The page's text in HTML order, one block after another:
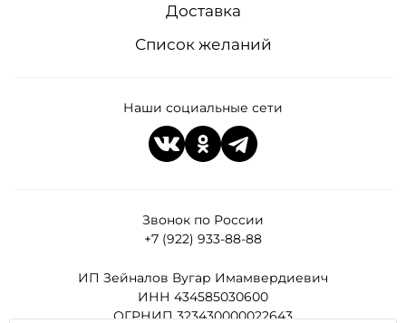
Звонок по России
+7 (922) 933-88-88
ИП Зейналов Вугар Имамвердиевич
ИНН 434585030600
ОГРНИП 323430000022643
Доставка
Список желаний
Наши социальные сети